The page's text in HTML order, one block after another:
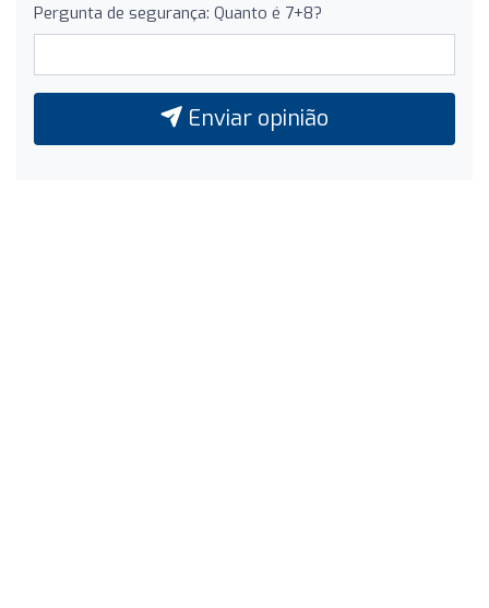
Pergunta de segurança: Quanto é 7+8?
Enviar opinião